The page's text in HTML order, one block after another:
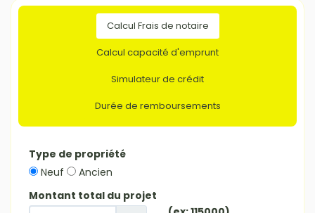
Calcul Frais de notaire
Calcul capacité d'emprunt
Simulateur de crédit
Durée de remboursements